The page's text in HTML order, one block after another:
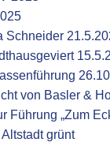
Schneider
von Basler &
Führung „Zum
grünt